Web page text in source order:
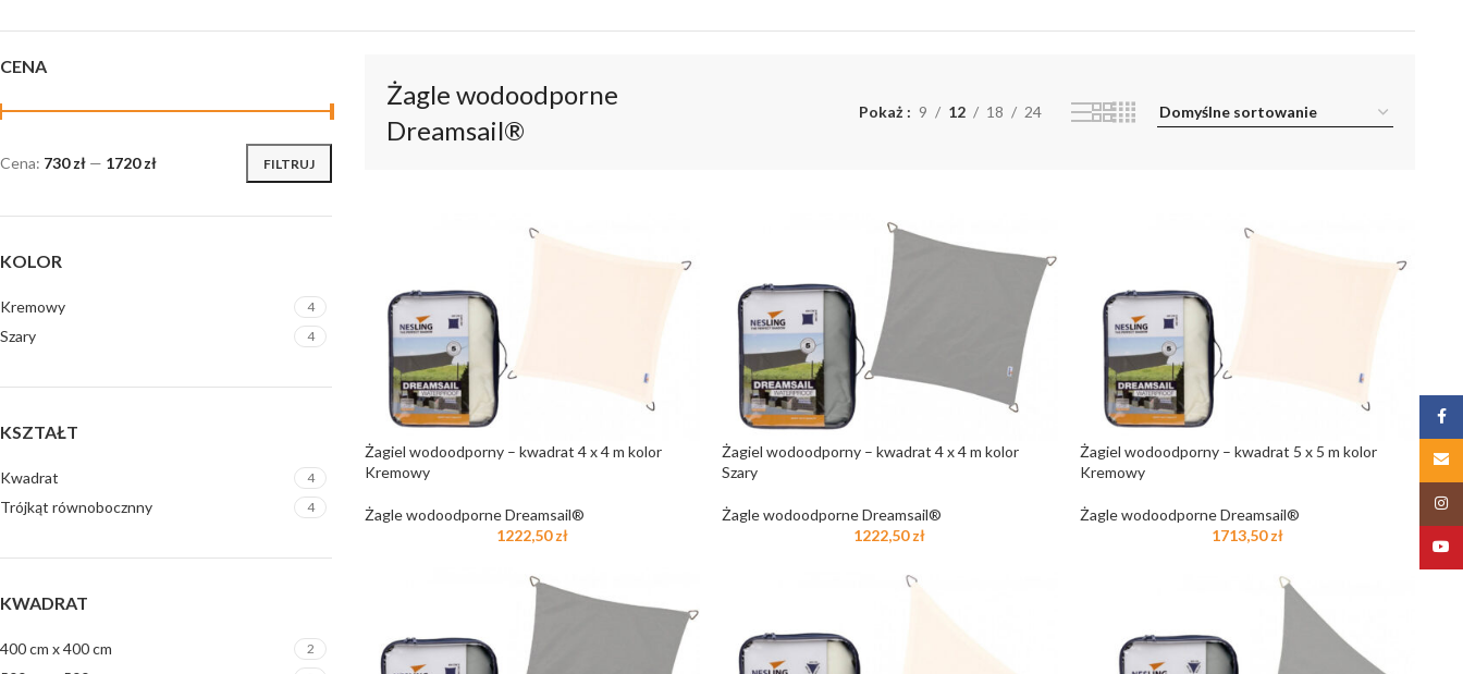
CENA
FILTRUJ
Cena: 730 zł — 1720 zł
KOLOR
Kremowy 4
Szary 4
KSZTAŁT
Kwadrat 4
Trójkąt równobocznny 4
KWADRAT
400 cm x 400 cm 2
Żagle wodoodporne
Dreamsail®
Pokaż 9 12 18 24
Żagiel wodoodporny – kwadrat 4 x 4 m kolor
Kremowy
Żagle wodoodporne Dreamsail®
1222,50zł
Żagiel wodoodporny – kwadrat 4 x 4 m kolor
Szary
Żagle wodoodporne Dreamsail®
1222,50zł
Żagiel wodoodporny – kwadrat 5 x 5 m kolor
Kremowy
Żagle wodoodporne Dreamsail®
1713,50zł
Email